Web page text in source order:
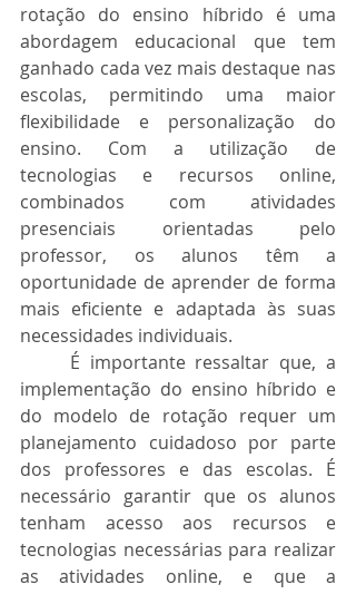
rotação do ensino híbrido é uma
abordagem educacional que tem
ganhado cada vez mais destaque nas
escolas, permitindo uma maior
flexibilidade e personalização do
ensino. Com a utilização de
tecnologias e recursos online,
combinados com atividades
presenciais orientadas pelo
professor, os alunos têm a
oportunidade de aprender de forma
mais eficiente e adaptada às suas
necessidades individuais.
implementação do ensino híbrido e
do modelo de rotação requer um
planejamento cuidadoso por parte
dos professores e das escolas. É
necessário garantir que os alunos
tenham acesso aos recursos e
tecnologias necessárias para realizar
as atividades online, e que a